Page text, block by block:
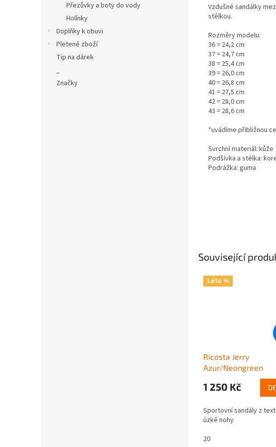
Přezůvky a boty do vody
Holínky
Doplňky k obuvi
Pletené zboží
Tip na dárek
_
Značky
Související
Léto %
Ricosta Jerry
Azur/Neongreen
1 250 Kč
Sportovní sandály z
úzké nohy
20
Vzdušné sandálky
stélkou.
Rozměry modelu:
36 = 24,2 cm
37 = 24,7 cm
38 = 25,4 cm
39 = 26,0 cm
40 = 26,8 cm
41 = 27,5 cm
42 = 28,0 cm
43 = 28,6 cm
*uvádíme přibližnou
Svrchní materiál: kůže
Podšívka a stélka:
Podrážka: guma